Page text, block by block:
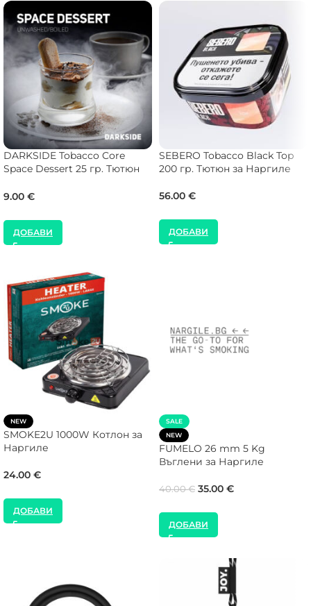
DARKSIDE Tobacco Core
Space Dessert 25 гр. Тютюн
9.00 €
ДОБАВИ
SEBERO Tobacco Black Top
200 гр. Тютюн за Наргиле
56.00 €
ДОБАВИ
NEW
SMOKE2U 1000W Котлон за
Наргиле
24.00 €
ДОБАВИ
SALE
NEW
FUMELO 26 mm 5 Kg
Въглени за Наргиле
40.00€ 35.00 €
ДОБАВИ